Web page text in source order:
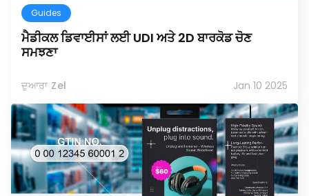
Guides
ਮੈਡੀਕਲ ਡਿਵਾਈਸਾਂ ਲਈ UDI ਅਤੇ 2D ਬਾਰਕੋਡ ਚੋਣ
ਸਮਝਣਾ
ਦੁਆਰਾ Zel Jan 10 2025